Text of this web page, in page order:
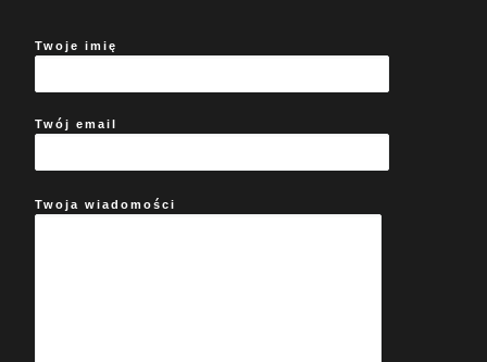
Twoje imię
Twój email
Twoja wiadomości